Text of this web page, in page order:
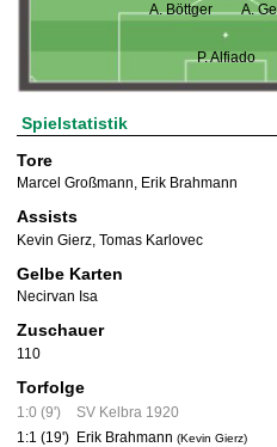
A. Böttger A.
P. Alfiado
Spielstatistik
Tore
Marcel Großmann, Erik Brahmann
Assists
Kevin Gierz Tomas Karlovec
Gelbe Karten
Necirvan Isa
Zuschauer
110
Torfolge
1:0 (9')
SV Kelbra 1920
1:1 (19') Erik Brahmann (Kevin Gierz)